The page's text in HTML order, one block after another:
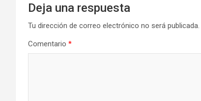
Deja una respuesta
Tu dirección de correo electrónico no será publicada.
Comentario *